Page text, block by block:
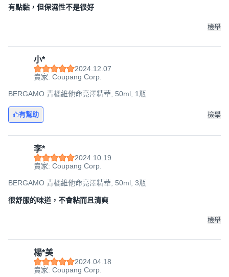
有點黏，但保濕性不是很好
檢舉
小*
2024.12.07
賣家: Coupang Corp.
BERGAMO 青橘維他命亮澤精華, 50ml, 1瓶
有幫助 檢舉
李*
2024.10.19
賣家: Coupang Corp.
BERGAMO 青橘維他命亮澤精華, 50ml, 3瓶
很舒服的味道，不會粘而且清爽
檢舉
楊*美
2024.04.18
賣家: Coupang Corp.